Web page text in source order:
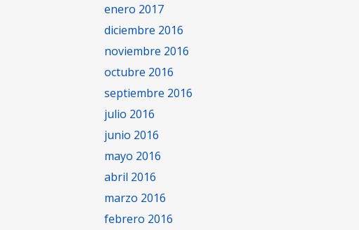
enero 2017
diciembre 2016
noviembre 2016
octubre 2016
septiembre 2016
julio 2016
junio 2016
mayo 2016
abril 2016
marzo 2016
febrero 2016